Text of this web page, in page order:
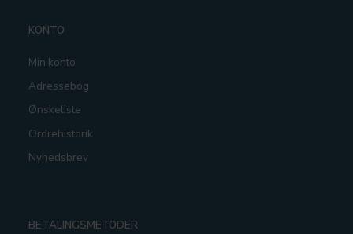
KONTO
Min konto
Adressebog
Ønskeliste
Ordrehistorik
Nyhedsbrev
BETALINGSMETODER